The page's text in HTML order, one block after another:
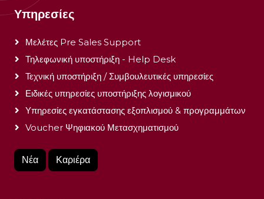
Υπηρεσίες
Μελέτες Pre Sales Support
Τηλεφωνική υποστήριξη - Help Desk
Τεχνική υποστήριξη / Συμβουλευτικές υπηρεσίες
Ειδικές υπηρεσίες υποστήριξης λογισμικού
Υπηρεσίες εγκατάστασης εξοπλισμού & προγραμμάτων
Voucher Ψηφιακού Μετασχηματισμού
Νέα Καριέρα